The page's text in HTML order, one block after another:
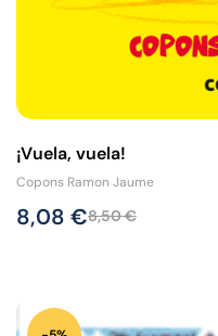
¡Vuela, vuela!
Copons Ramon Jaume
8,50€
8,08 €